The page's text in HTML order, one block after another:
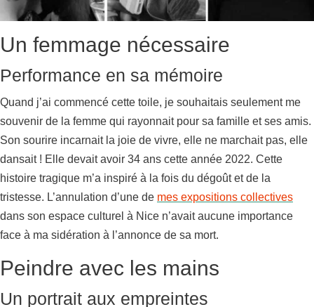
Un femmage nécessaire
Performance en sa mémoire
Quand j’ai commencé cette toile, je souhaitais seulement me
souvenir de la femme qui rayonnait pour sa famille et ses amis.
Son sourire incarnait la joie de vivre, elle ne marchait pas, elle
dansait ! Elle devait avoir 34 ans cette année 2022. Cette
histoire tragique m’a inspiré à la fois du dégoût et de la
tristesse. L’annulation d’une de mes expositions collectives
dans son espace culturel à Nice n’avait aucune importance
face à ma sidération à l’annonce de sa mort.
Peindre avec les mains
Un portrait aux empreintes